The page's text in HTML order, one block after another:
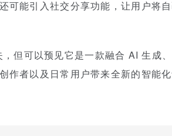
可能引入社交分享功能，让用户将
但可以预见它是一款融合 AI 生成
作者以及日常用户带来全新的智能